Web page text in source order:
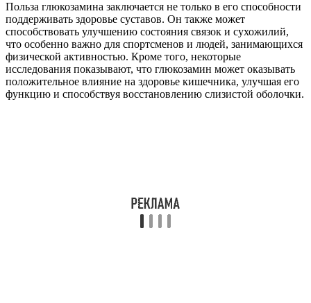
Польза глюкозамина заключается не только в его способности
поддерживать здоровье суставов. Он также может
способствовать улучшению состояния связок и сухожилий,
что особенно важно для спортсменов и людей, занимающихся
физической активностью. Кроме того, некоторые
исследования показывают, что глюкозамин может оказывать
положительное влияние на здоровье кишечника, улучшая его
функцию и способствуя восстановлению слизистой оболочки.